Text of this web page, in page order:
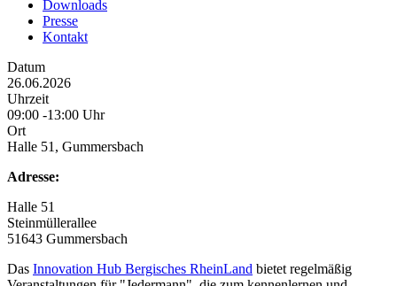
Downloads
Presse
Kontakt
Datum
26.06.2026
Uhrzeit
09:00 -13:00 Uhr
Ort
Halle 51, Gummersbach
Adresse:
Halle 51
Steinmüllerallee
51643 Gummersbach
Das Innovation Hub Bergisches RheinLand bietet regelmäßig